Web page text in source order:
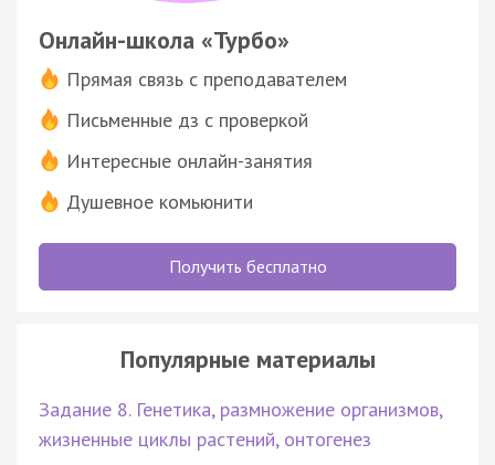
Онлайн-школа «Турбо»
Прямая связь с преподавателем
Письменные дз с проверкой
Интересные онлайн-занятия
Душевное комьюнити
Получить бесплатно
Популярные материалы
Задание 8. Генетика, размножение организмов,
жизненные циклы растений, онтогенез